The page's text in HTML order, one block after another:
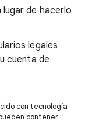
de hacerlo
legales
cuenta de
con tecnología
contener